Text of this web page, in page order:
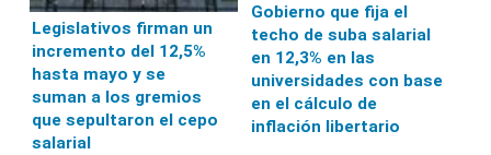
Legislativos firman un
incremento del 12,5%
hasta mayo y se
suman a los gremios
que sepultaron el cepo
salarial
Gobierno que fija el
techo de suba salarial
en 12,3% en las
universidades con base
en el cálculo de
inflación libertario